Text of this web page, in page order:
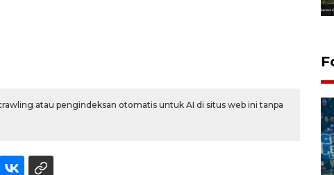
atau pengindeksan otomatis untuk AI di situs web ini tanpa